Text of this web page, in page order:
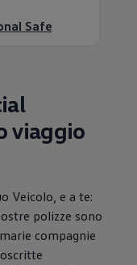
Safe
viaggio
Veicolo, e a te:
polizze sono
compagnie